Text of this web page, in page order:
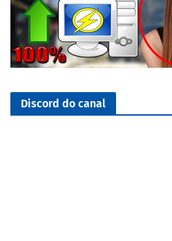
Discord do canal